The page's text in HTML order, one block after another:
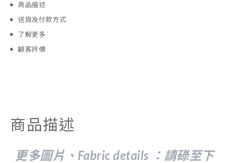
商品描述
送貨及付款方式
了解更多
顧客評價
商品描述
更多圖片、Fabric details ：請碌至下